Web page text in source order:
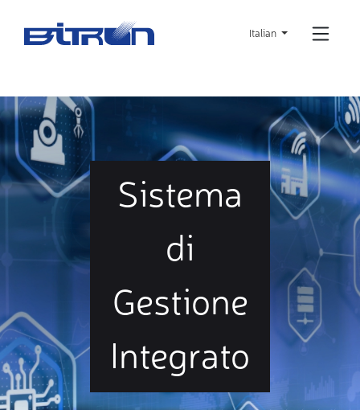
main
Italian
Sistema
di
Gestione
Integrato